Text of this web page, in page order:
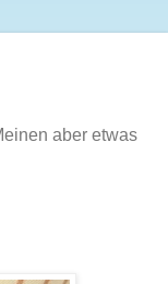
aber etwas